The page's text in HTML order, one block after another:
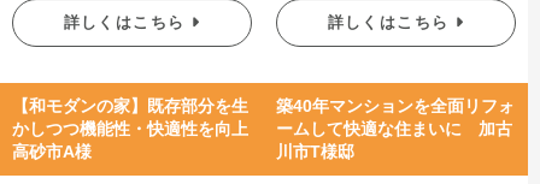
詳しくはこちら 詳しくはこちら
【和モダンの家】既存部分を生
かしつつ機能性・快適性を向上
高砂市A様
築40年マンションを全面リフォ
ームして快適な住まいに 加古
川市T様邸